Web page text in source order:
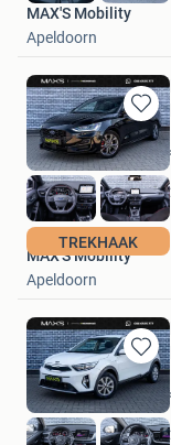
MAX'S Mobility
Apeldoorn
Bewaren
in
Mijn
TREKHAAK
MAX'S Mobility
Apeldoorn
Bewaren
in
Mijn